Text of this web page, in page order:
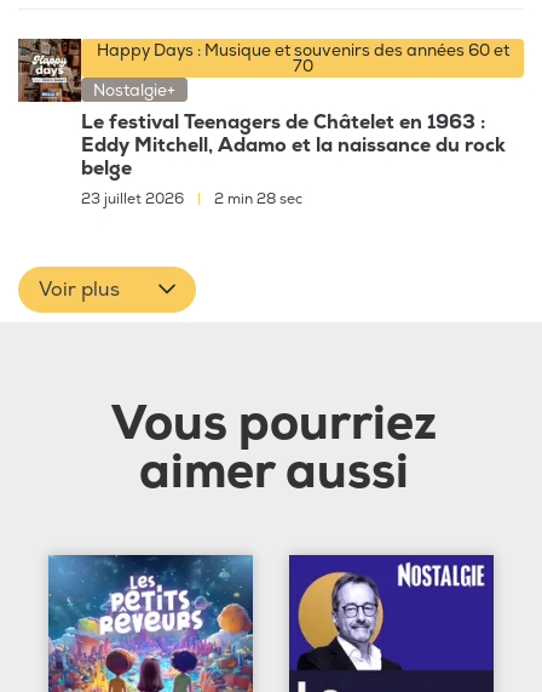
Happy Days : Musique et souvenirs des années 60 et
70
Nostalgie+
Le festival Teenagers de Châtelet en 1963 :
Eddy Mitchell, Adamo et la naissance du rock
belge
23 juillet 2026 2 min 28 sec
Voir plus
Vous pourriez
aimer aussi